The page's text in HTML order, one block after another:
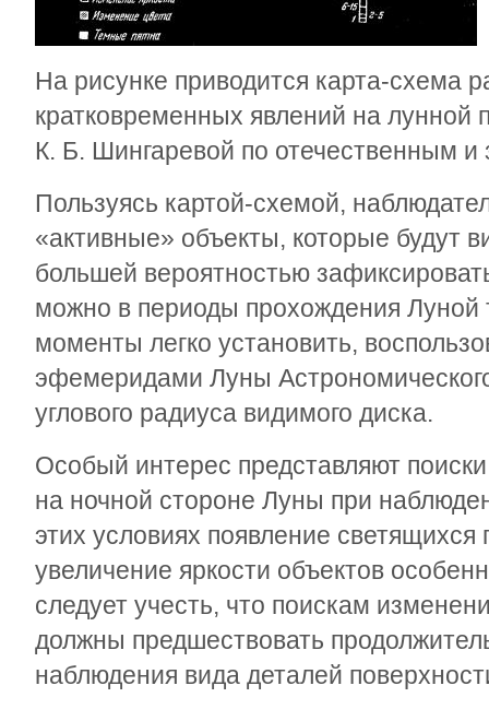
На рисунке приводится карта-схема
кратковременных явлений на лунной
К. Б. Шингаревой по отечественным
Пользуясь картой-схемой,
«активные» объекты, которые будут
большей вероятностью
можно в периоды прохождения Луной
моменты легко установить,
эфемеридами Луны
углового радиуса видимого
Особый интерес представляют
на ночной стороне Луны при
этих условиях появление светящихся
увеличение яркости объектов
следует учесть, что поискам
должны предшествовать
наблюдения вида деталей